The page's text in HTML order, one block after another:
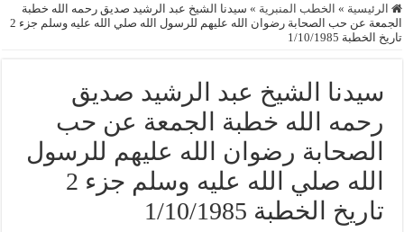
الرئيسية » الخطب المنبرية » سيدنا الشيخ عبد الرشيد صديق رحمه الله خطبة
الجمعة عن حب الصحابة رضوان الله عليهم للرسول الله صلي الله عليه وسلم جزء 2
تاريخ الخطبة 1/10/1985
سيدنا الشيخ عبد الرشيد صديق
رحمه الله خطبة الجمعة عن حب
الصحابة رضوان الله عليهم للرسول
الله صلي الله عليه وسلم جزء 2
تاريخ الخطبة 1/10/1985